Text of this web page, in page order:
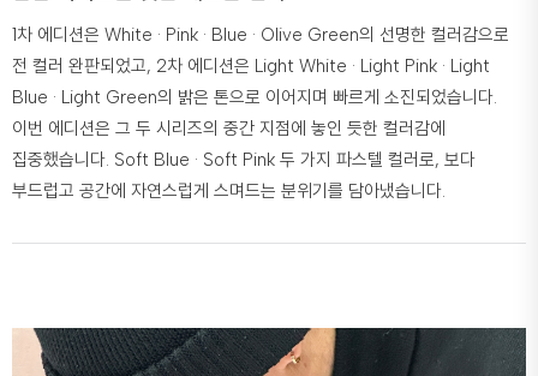
1차 에디션은 White · Pink · Blue · Olive Green의 선명한 컬러감으로
전 컬러 완판되었고, 2차 에디션은 Light White · Light Pink · Light
Blue · Light Green의 밝은 톤으로 이어지며 빠르게 소진되었습니다.
이번 에디션은 그 두 시리즈의 중간 지점에 놓인 듯한 컬러감에
집중했습니다. Soft Blue · Soft Pink 두 가지 파스텔 컬러로, 보다
부드럽고 공간에 자연스럽게 스며드는 분위기를 담아냈습니다.